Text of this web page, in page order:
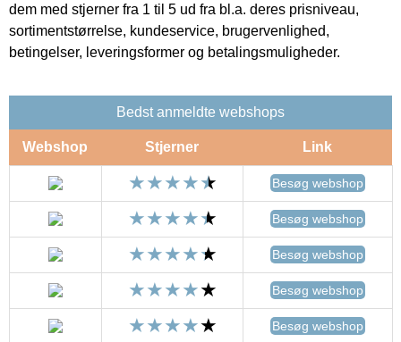
dem med stjerner fra 1 til 5 ud fra bl.a. deres prisniveau,
sortimentstørrelse, kundeservice, brugervenlighed,
betingelser, leveringsformer og betalingsmuligheder.
Bedst anmeldte webshops
Webshop Stjerner Link
Besøg webshop
Besøg webshop
Besøg webshop
Besøg webshop
Besøg webshop